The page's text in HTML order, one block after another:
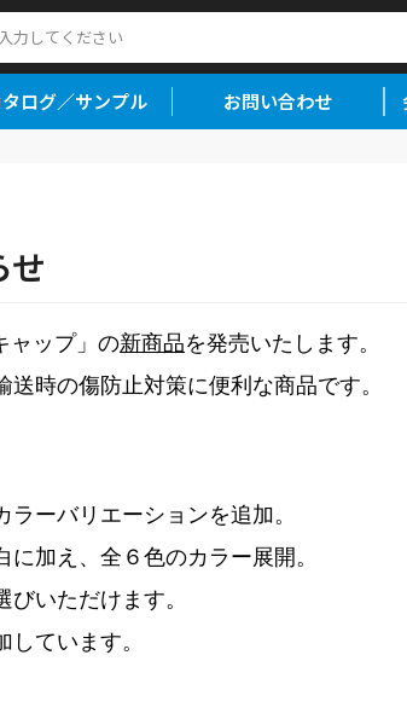
ログ／サンプル お問い合わせ
せ
ャップ」の新商品を発売いたします。
送時の傷防止対策に便利な商品です。
ラーバリエーションを追加。
加え、全６色のカラー展開。
いただけます。
ています。